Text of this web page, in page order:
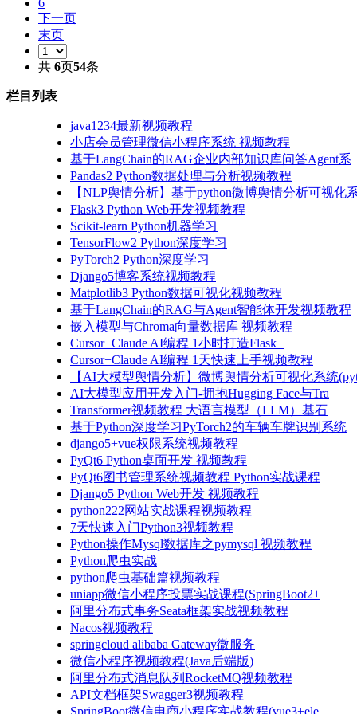
6
下一页
末页
共 6页54条
栏目列表
java1234最新视频教程
小店会员管理微信小程序系统 视频教程
基于LangChain的RAG企业内部知识库问答Agent系
Pandas2 Python数据处理与分析视频教程
【NLP舆情分析】基于python微博舆情分析可视化
Flask3 Python Web开发视频教程
Scikit-learn Python机器学习
TensorFlow2 Python深度学习
PyTorch2 Python深度学习
Django5博客系统视频教程
Matplotlib3 Python数据可视化视频教程
基于LangChain的RAG与Agent智能体开发视频教程
嵌入模型与Chroma向量数据库 视频教程
Cursor+Claude AI编程 1小时打造Flask+
Cursor+Claude AI编程 1天快速上手视频教程
【AI大模型舆情分析】微博舆情分析可视化系统
AI大模型应用开发入门-拥抱Hugging Face与Tra
Transformer视频教程 大语言模型（LLM）基石
基于Python深度学习PyTorch2的车辆车牌识别系统
django5+vue权限系统视频教程
PyQt6 Python桌面开发 视频教程
PyQt6图书管理系统视频教程 Python实战课程
Django5 Python Web开发 视频教程
python222网站实战课程视频教程
7天快速入门Python3视频教程
Python操作Mysql数据库之pymysql 视频教程
Python爬虫实战
python爬虫基础篇视频教程
uniapp微信小程序投票实战课程(SpringBoot2+
阿里分布式事务Seata框架实战视频教程
Nacos视频教程
springcloud alibaba Gateway微服务
微信小程序视频教程(Java后端版)
阿里分布式消息队列RocketMQ视频教程
API文档框架Swagger3视频教程
SpringBoot微信电商小程序实战教程(vue3+ele